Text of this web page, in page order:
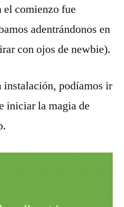
el comienzo fue
adentrándonos en
con ojos de newbie).
instalación, podíamos ir
iniciar la magia de